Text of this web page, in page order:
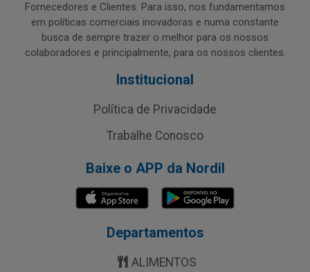
Fornecedores e Clientes. Para isso, nos fundamentamos
em políticas comerciais inovadoras e numa constante
busca de sempre trazer o melhor para os nossos
colaboradores e principalmente, para os nossos clientes.
Institucional
Política de Privacidade
Trabalhe Conosco
Baixe o APP da Nordil
Departamentos
ALIMENTOS